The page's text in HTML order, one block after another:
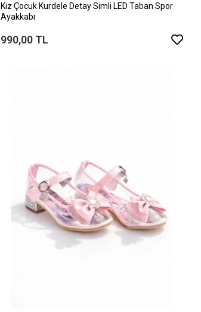
Kız Çocuk Kurdele Detay Simli LED Taban Spor
Ayakkabı
990,00 TL